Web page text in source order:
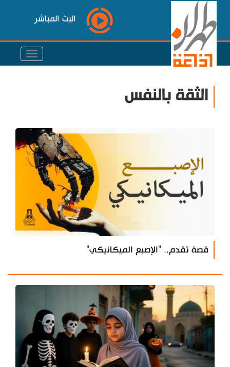
البث المباشر
الثقة بالنفس
قصة تقدم.. "الإصبع الميكانيكي"